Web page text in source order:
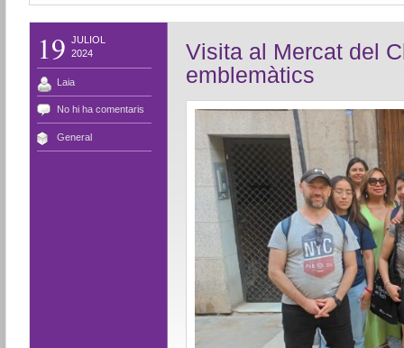
19 JULIOL
2024
Laia
No hi ha comentaris
General
Visita al Mercat del
emblemàtics